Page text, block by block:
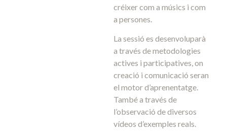
créixer com a músics i com
a persones.
La sessió es desenvoluparà
a través de metodologies
actives i participatives, on
creació i comunicació seran
el motor d’aprenentatge.
També a través de
l’observació de diversos
vídeos d’exemples reals.